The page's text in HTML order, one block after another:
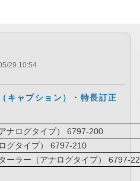
29 10:54
キャプション）・特長訂正
ナログタイプ） 6797-200
グタイプ） 6797-210
ーラー（アナログタイプ） 6797-